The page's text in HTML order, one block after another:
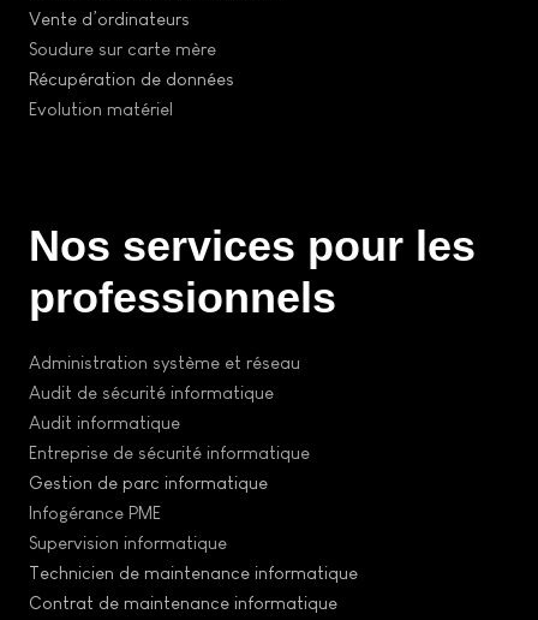
Vente d’ordinateurs
Soudure sur carte mère
Récupération de données
Evolution matériel
Nos services pour les
professionnels
Administration système et réseau
Audit de sécurité informatique
Audit informatique
Entreprise de sécurité informatique
Gestion de parc informatique
Infogérance PME
Supervision informatique
Technicien de maintenance informatique
Contrat de maintenance informatique